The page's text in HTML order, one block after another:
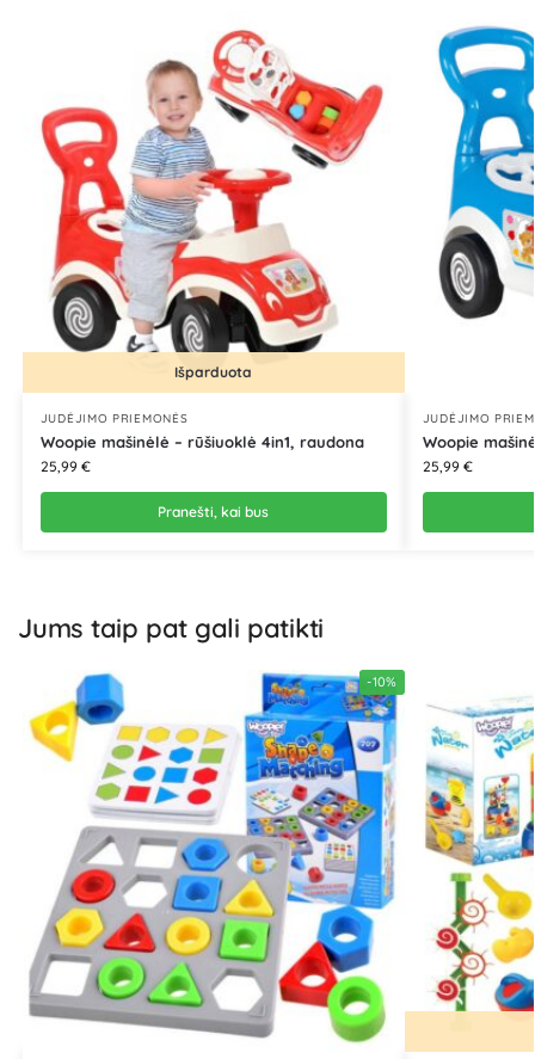
Išparduota
JUDĖJIMO PRIEMONĖS
Woopie mašinėlė – rūšiuoklė 4in1, raudona
25,99 €
Pranešti, kai bus
JUDĖJIMO
Woopie
25,99 €
Jums taip pat gali patikti
-10%